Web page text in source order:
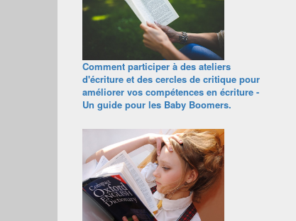
Comment participer à des ateliers
d'écriture et des cercles de critique pour
améliorer vos compétences en écriture -
Un guide pour les Baby Boomers.